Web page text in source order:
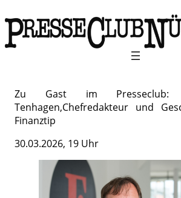
Zu Gast im Presseclub:
Tenhagen,Chefredakteur und
Finanztip
30.03.2026, 19 Uhr